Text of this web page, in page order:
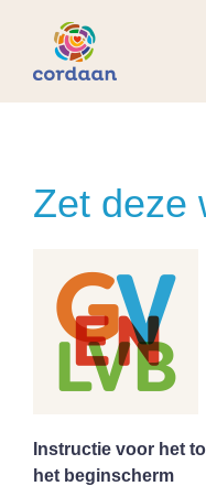
Zet deze
Instructie voor het
het beginscherm